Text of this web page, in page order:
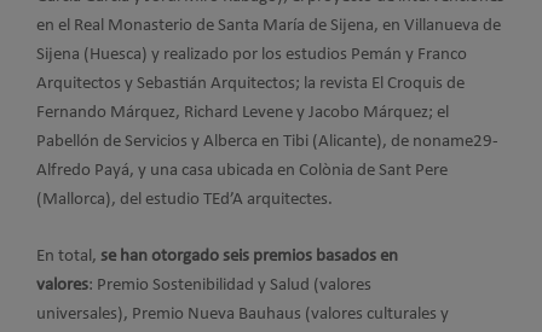
en el Real Monasterio de Santa María de Sijena, en Villanueva de
Sijena (Huesca) y realizado por los estudios Pemán y Franco
Arquitectos y Sebastián Arquitectos; la revista El Croquis de
Fernando Márquez, Richard Levene y Jacobo Márquez; el
Pabellón de Servicios y Alberca en Tibi (Alicante), de noname29-
Alfredo Payá, y una casa ubicada en Colònia de Sant Pere
(Mallorca), del estudio TEd’A arquitectes.
En total, se han otorgado seis premios basados en
valores: Premio Sostenibilidad y Salud (valores
universales), Premio Nueva Bauhaus (valores culturales y